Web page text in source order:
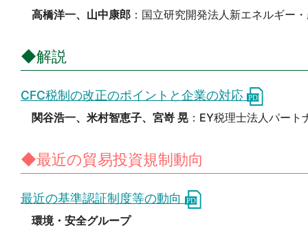
高橋洋一、山中康郎 ：国立研究開発法人新エネルギー
◆解説
CFC税制の改正のポイントと企業の対応
関谷浩一、米村智恵子、宮嵜 晃 ：EY税理士法人パート
◆最近の貿易投資規制動向
最近の基準認証制度等の動向
環境・安全グループ